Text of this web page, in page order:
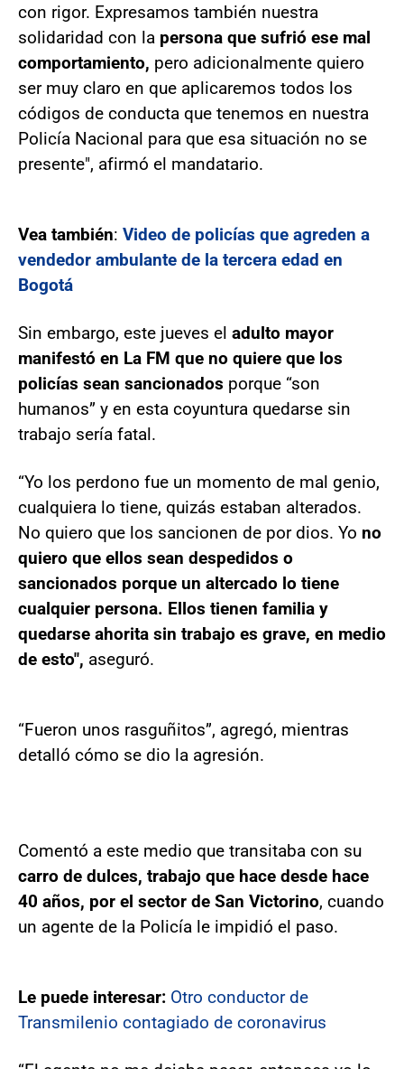
con rigor. Expresamos también nuestra
solidaridad con la persona que sufrió ese mal
comportamiento, pero adicionalmente quiero
ser muy claro en que aplicaremos todos los
códigos de conducta que tenemos en nuestra
Policía Nacional para que esa situación no se
presente", afirmó el mandatario.
Vea también: Video de policías que agreden a
vendedor ambulante de la tercera edad en
Bogotá
Sin embargo, este jueves el adulto mayor
manifestó en La FM que no quiere que los
policías sean sancionados porque “son
humanos” y en esta coyuntura quedarse sin
trabajo sería fatal.
“Yo los perdono fue un momento de mal genio,
cualquiera lo tiene, quizás estaban alterados.
No quiero que los sancionen de por dios. Yo no
quiero que ellos sean despedidos o
sancionados porque un altercado lo tiene
cualquier persona. Ellos tienen familia y
quedarse ahorita sin trabajo es grave, en medio
de esto", aseguró.
“Fueron unos rasguñitos”, agregó, mientras
detalló cómo se dio la agresión.
Comentó a este medio que transitaba con su
carro de dulces, trabajo que hace desde hace
40 años, por el sector de San Victorino, cuando
un agente de la Policía le impidió el paso.
Le puede interesar: Otro conductor de
Transmilenio contagiado de coronavirus